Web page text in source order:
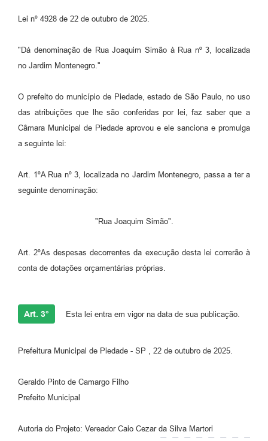
Lei nº 4928 de 22 de outubro de 2025.
"Dá denominação de Rua Joaquim Simão à Rua nº 3, localizada
no Jardim Montenegro."
O prefeito do município de Piedade, estado de São Paulo, no uso
das atribuições que lhe são conferidas por lei, faz saber que a
Câmara Municipal de Piedade aprovou e ele sanciona e promulga
a seguinte lei:
Art. 1ºA Rua nº 3, localizada no Jardim Montenegro, passa a ter a
seguinte denominação:
"Rua Joaquim Simão".
Art. 2ºAs despesas decorrentes da execução desta lei correrão à
conta de dotações orçamentárias próprias.
Art. 3° Esta lei entra em vigor na data de sua publicação.
Prefeitura Municipal de Piedade - SP , 22 de outubro de 2025.
Geraldo Pinto de Camargo Filho
Prefeito Municipal
Autoria do Projeto: Vereador Caio Cezar da Silva Martori